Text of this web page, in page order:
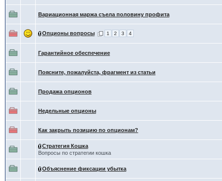
Вариационная маржа съела половину профита
Опционы вопросы 1 2 3 4
Гарантийное обеспечение
Поясните, пожалуйста, фрагмент из статьи
Продажа опционов
Недельные опционы
Как закрыть позицию по опционам?
Cтратегия Кошка
Вопросы по стратегии кошка
Объяснение фиксации убытка